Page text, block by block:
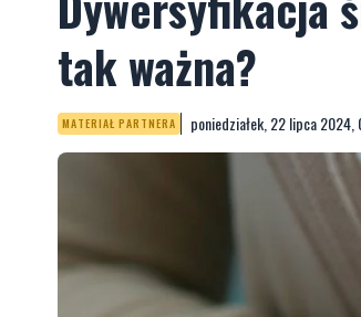
tak ważna?
MATERIAŁ PARTNERA poniedziałek, 22 lipca 2024,